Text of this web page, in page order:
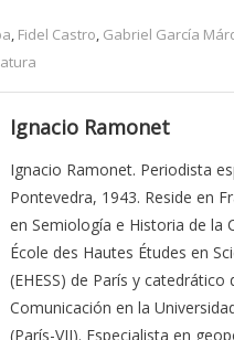
, Fidel Castro, Gabriel García
Ignacio Ramonet
Ignacio Ramonet. Periodista
Pontevedra, 1943. Reside en
en Semiología e Historia de la
École des Hautes Études en
(EHESS) de París y catedrático
Comunicación en la
(París-VII). Especialista en